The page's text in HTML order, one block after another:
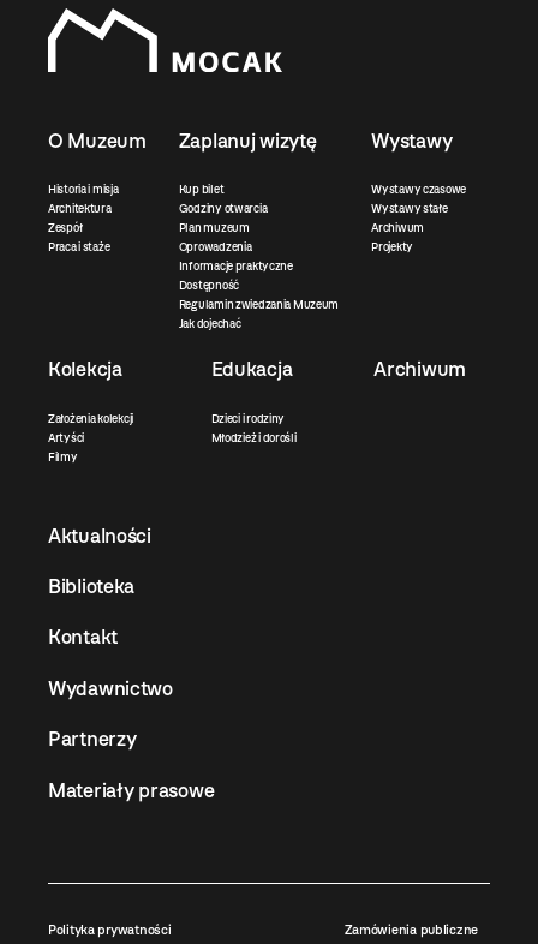
O Muzeum
Historia i misja
Architektura
Zespół
Praca i staże
Zaplanuj wizytę
Kup bilet
Godziny otwarcia
Plan muzeum
Oprowadzenia
Informacje praktyczne
Dostępność
Regulamin zwiedzania Muzeum
Jak dojechać
Wystawy
Wystawy czasowe
Wystawy stałe
Archiwum
Projekty
Kolekcja
Założenia kolekcji
Artyści
Filmy
Edukacja
Dzieci i rodziny
Młodzież i dorośli
Archiwum
Aktualności
Biblioteka
Kontakt
Wydawnictwo
Partnerzy
Materiały prasowe
Polityka prywatności Zamówienia publiczne